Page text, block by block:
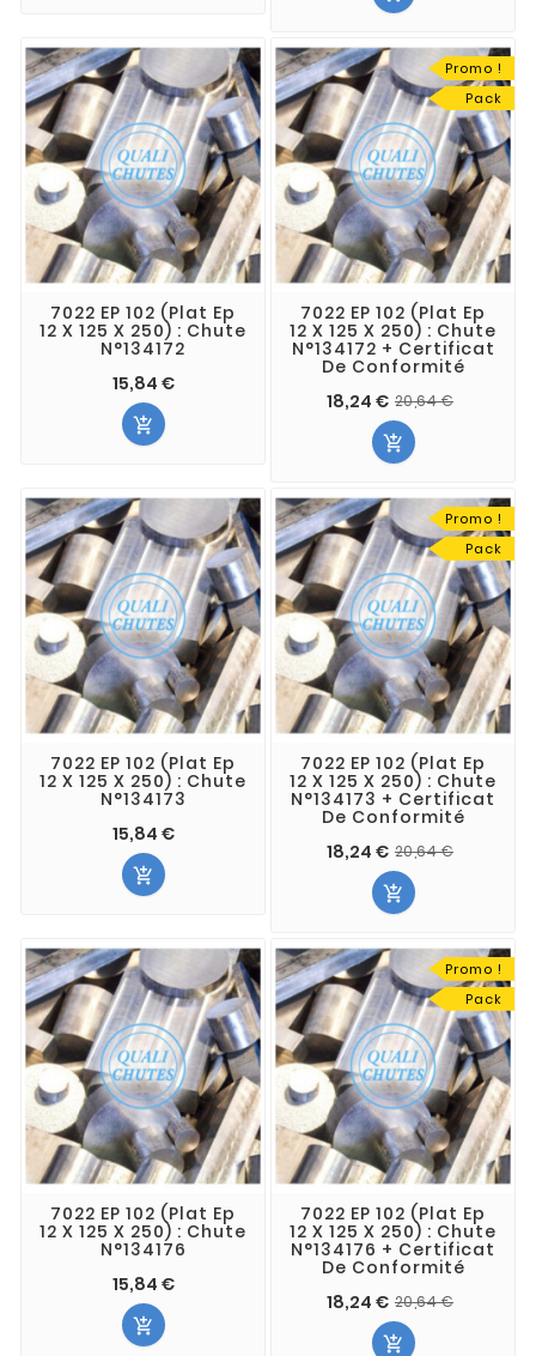
7022 EP 102 (Plat Ep
12 X 125 X 250) : Chute
N°134172
15,84 €

Promo !
Pack
7022 EP 102 (Plat Ep
12 X 125 X 250) : Chute
N°134172 + Certificat
De Conformité
18,24 € 20,64 €

7022 EP 102 (Plat Ep
12 X 125 X 250) : Chute
N°134173
15,84 €

Promo !
Pack
7022 EP 102 (Plat Ep
12 X 125 X 250) : Chute
N°134173 + Certificat
De Conformité
18,24 € 20,64 €

7022 EP 102 (Plat Ep
12 X 125 X 250) : Chute
N°134176
15,84 €

Promo !
Pack
7022 EP 102 (Plat Ep
12 X 125 X 250) : Chute
N°134176 + Certificat
De Conformité
18,24 € 20,64 €
